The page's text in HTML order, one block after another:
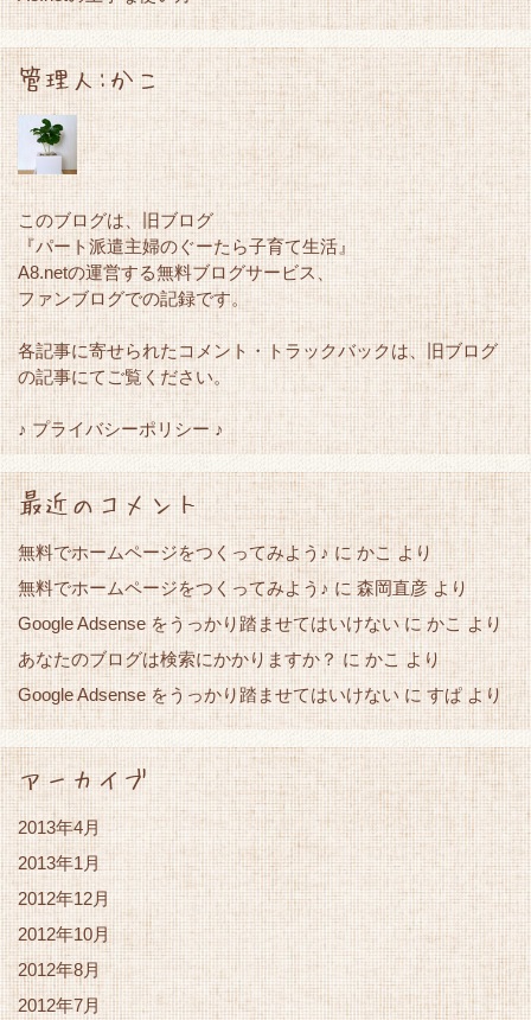
管理人:かこ
このブログは、旧ブログ
『パート派遣主婦のぐーたら子育て生活』
A8.netの運営する無料ブログサービス、
ファンブログでの記録です。
各記事に寄せられたコメント・トラックバックは、旧ブログ
の記事にてご覧ください。
♪ プライバシーポリシー ♪
最近のコメント
無料でホームページをつくってみよう♪ に かこ より
無料でホームページをつくってみよう♪ に森岡直彦より
Google Adsense をうっかり踏ませてはいけないにかこより
あなたのブログは検索にかかりますか？ に かこ より
Google Adsense をうっかり踏ませてはいけない に すぱ より
アーカイブ
2013年4月
2013年1月
2012年12月
2012年10月
2012年8月
2012年7月